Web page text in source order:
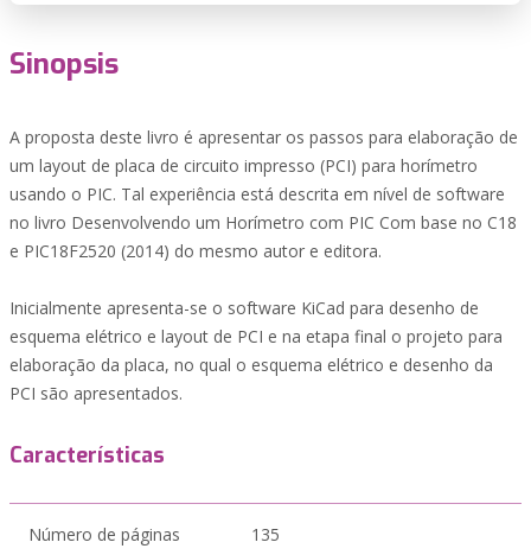
Sinopsis
A proposta deste livro é apresentar os passos para elaboração de
um layout de placa de circuito impresso (PCI) para horímetro
usando o PIC. Tal experiência está descrita em nível de software
no livro Desenvolvendo um Horímetro com PIC Com base no C18
e PIC18F2520 (2014) do mesmo autor e editora.
Inicialmente apresenta-se o software KiCad para desenho de
esquema elétrico e layout de PCI e na etapa final o projeto para
elaboração da placa, no qual o esquema elétrico e desenho da
PCI são apresentados.
Características
Número de páginas 135